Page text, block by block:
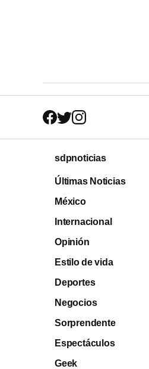
sdpnoticias
Últimas Noticias
México
Internacional
Opinión
Estilo de vida
Deportes
Negocios
Sorprendente
Espectáculos
Geek